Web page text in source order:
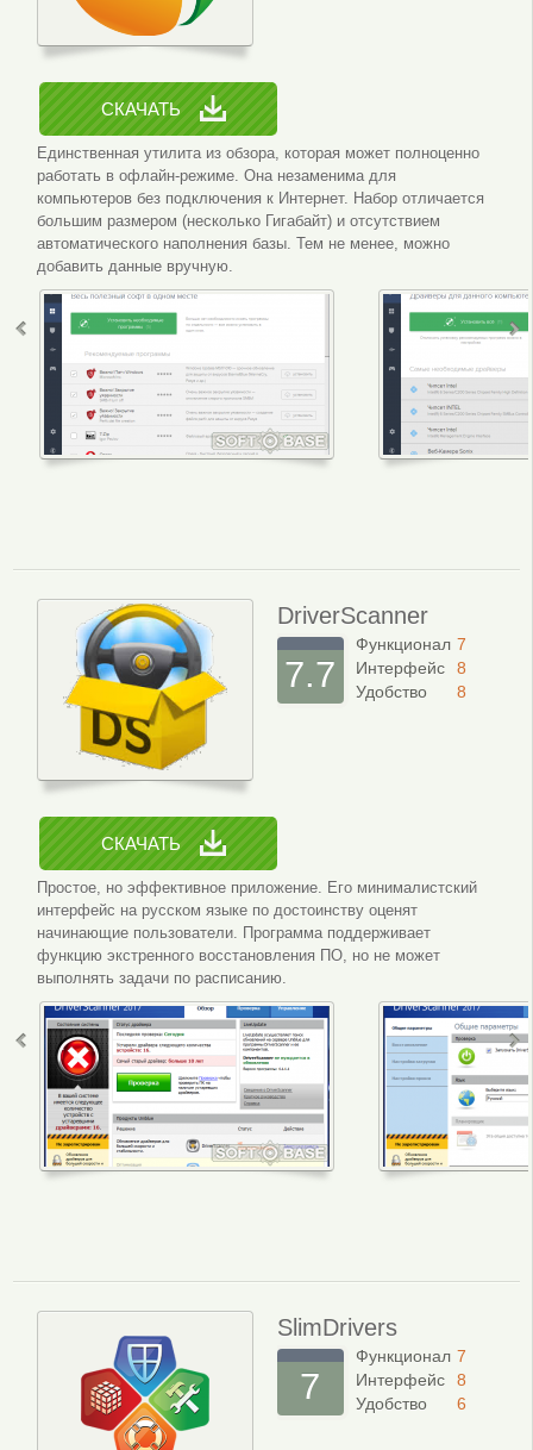
СКАЧАТЬ
Единственная утилита из обзора, которая может полноценно
работать в офлайн-режиме. Она незаменима для
компьютеров без подключения к Интернет. Набор отличается
большим размером (несколько Гигабайт) и отсутствием
автоматического наполнения базы. Тем не менее, можно
добавить данные вручную.
DriverScanner
7.7
Функционал
Интерфейс
Удобство
7
8
8
СКАЧАТЬ
Простое, но эффективное приложение. Его минималистский
интерфейс на русском языке по достоинству оценят
начинающие пользователи. Программа поддерживает
функцию экстренного восстановления ПО, но не может
выполнять задачи по расписанию.
SlimDrivers
7
Функционал
Интерфейс
Удобство
7
8
6